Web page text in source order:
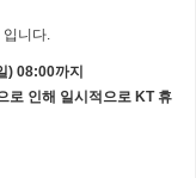
입니다.
) 08:00까지
로 인해 일시적으로 KT 휴